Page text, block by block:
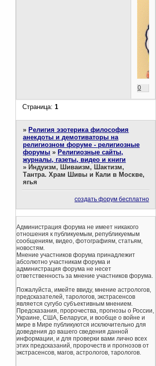
0
Страница:1
» Религия эзотерика философия
анекдоты и демотиваторы на
религиозном форуме - религиозные
форумы » Религиозные сайты,
журналы, газеты, видео и книги
» Индуизм, Шиваизм, Шактизм,
Тантра. Храм Шивы и Кали в Москве,
ягья
создать форум бесплатно
Администрация форума не имеет никакого
отношения к публикуемым, републикуемым
сообщениям, видео, фотографиям, статьям,
новостям.
Мнение участников форума принадлежит
абсолютно участникам форума и
администрация форума не несет
ответственность за мнение участников форума.
Пожалуйста, имейте ввиду, мнение астрологов,
предсказателей, тарологов, экстрасенсов
является сугубо субъективным мнением.
Предсказания, пророчества, прогнозы о России,
Украине, США, Беларуси, и вообще о войне и
мире в Мире публикуются исключительно для
доведения до вашего сведения данной
информации, и для проверки вами лично всех
этих предсказаний, пророчеств и прогнозов от
экстрасенсов, магов, астрологов, тарологов.